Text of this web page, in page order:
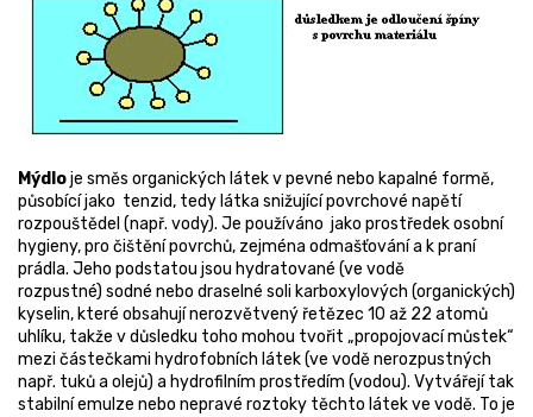
Mýdloje směs organických látek v pevné nebo kapalné formě,
působící jako tenzid, tedy látka snižující povrchové napětí
rozpouštědel (např. vody). Je používáno jako prostředek osobní
hygieny, pro čištění povrchů, zejména odmašťování a k praní
prádla. Jeho podstatou jsou hydratované (ve vodě
rozpustné) sodné nebo draselné soli karboxylových (organických)
kyselin, které obsahují nerozvětvený řetězec 10 až 22 atomů
uhlíku, takže v důsledku toho mohou tvořit „propojovací můstek“
mezi částečkami hydrofobních látek (ve vodě nerozpustných
např. tuků a olejů) a hydrofilním prostředím (vodou). Vytvářejí tak
stabilní emulze nebo nepravé roztoky těchto látek ve vodě. To je